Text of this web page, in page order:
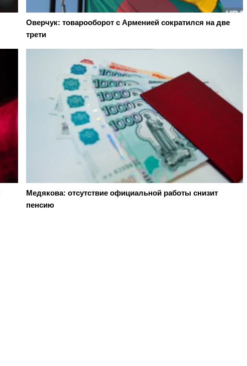
Оверчук: товарооборот с Арменией сократился на две
трети
Медякова: отсутствие официальной работы снизит
пенсию